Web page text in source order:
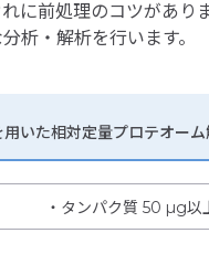
に前処理のコツがあ
析・解析を行います。
いた相対定量プロテオーム
・タンパク質 50 µg